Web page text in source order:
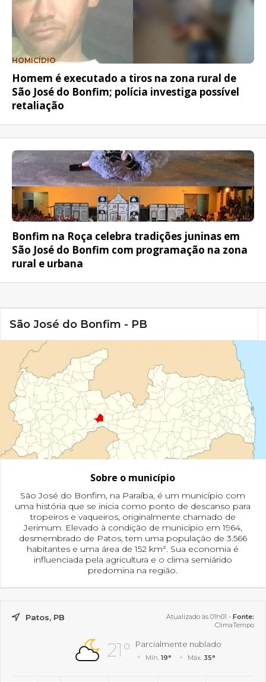
HOMICÍDIO
Homem é executado a tiros na zona rural de
São José do Bonfim; polícia investiga possível
retaliação
SÃO JOÃO 2026
Bonfim na Roça celebra tradições juninas em
São José do Bonfim com programação na zona
rural e urbana
São José do Bonfim - PB
Sobre o município
São José do Bonfim, na Paraíba, é um município com
uma história que se inicia como ponto de descanso para
tropeiros e vaqueiros, originalmente chamado de
Jerimum. Elevado à condição de município em 1964,
desmembrado de Patos, tem uma população de 3.566
habitantes e uma área de 152 km². Sua economia é
influenciada pela agricultura e o clima semiárido
predomina na região.
Patos, PB Atualizado às 01h01 - Fonte:
ClimaTempo
21° Parcialmente nublado
Mín.19° Máx. 35°